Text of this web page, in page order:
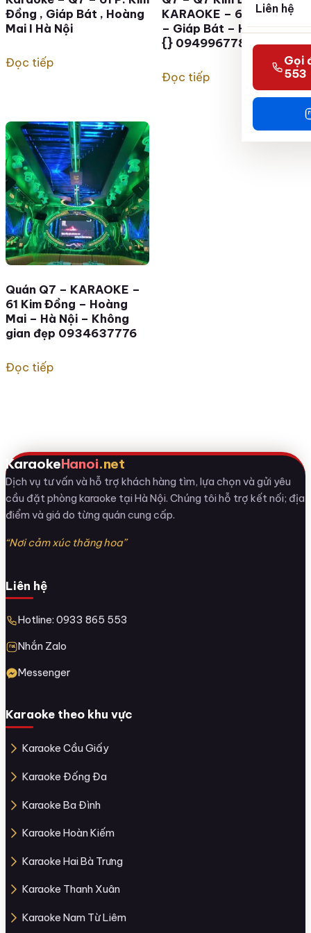
Liên hệ
Gọi
553
Đồng , Giáp Bát , Hoàng
Mai I Hà Nội
Đọc tiếp
KARAOKE – 61 Kim Đồng
– Giáp Bát – Hoàng Mai
{} 0949967786
Đọc tiếp
Quán Q7 – KARAOKE –
61 Kim Đồng – Hoàng
Mai – Hà Nội – Không
gian đẹp 0934637776
Đọc tiếp
KaraokeHanoi.net
Dịch vụ tư vấn và hỗ trợ khách hàng tìm, lựa chọn và gửi yêu
cầu đặt phòng karaoke tại Hà Nội. Chúng tôi hỗ trợ kết nối; địa
điểm và giá do từng quán cung cấp.
“Nơi cảm xúc thăng hoa”
Liên hệ
Hotline: 0933 865 553
Nhắn Zalo
Messenger
Karaoke theo khu vực
Karaoke Cầu Giấy
Karaoke Đống Đa
Karaoke Ba Đình
Karaoke Hoàn Kiếm
Karaoke Hai Bà Trưng
Karaoke Thanh Xuân
Karaoke Nam Từ Liêm